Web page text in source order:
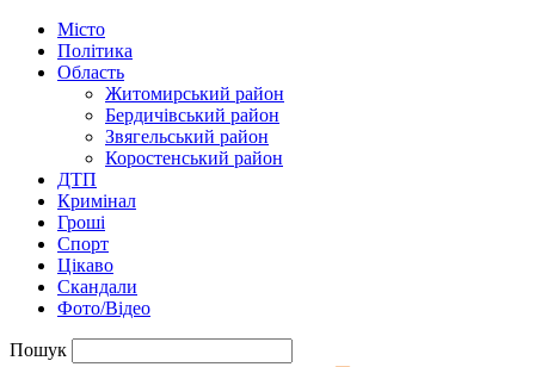
Місто
Політика
Область
Житомирський район
Бердичівський район
Звягельський район
Коростенський район
ДТП
Кримінал
Гроші
Спорт
Цікаво
Скандали
Фото/Відео
Пошук